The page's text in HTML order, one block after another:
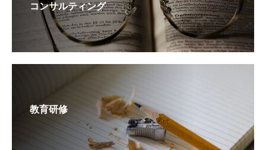
コンサルティング
教育研修